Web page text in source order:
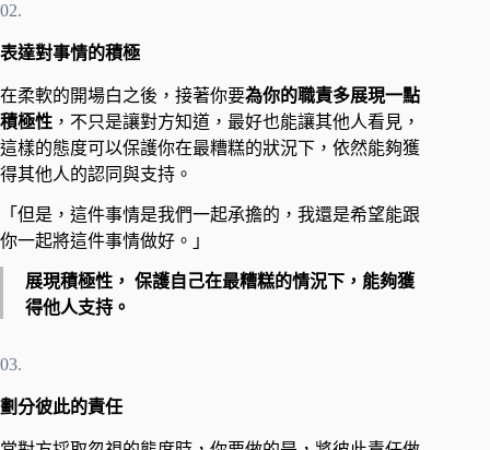
02.
表達對事情的積極
在柔軟的開場白之後，接著你要為你的職責多展現一點
積極性 ，不只是讓對方知道，最好也能讓其他人看見，
這樣的態度可以保護你在最糟糕的狀況下，依然能夠獲
得其他人的認同與支持。
「但是，這件事情是我們一起承擔的，我還是希望能跟
你一起將這件事情做好。」
展現積極性， 保護自己在最糟糕的情況下，能夠獲
得他人支持。
03.
劃分彼此的責任